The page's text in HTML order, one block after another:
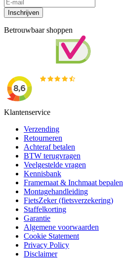
Inschrijven
Betrouwbaar shoppen
Klantenservice
Verzending
Retourneren
Achteraf betalen
BTW terugvragen
Veelgestelde vragen
Kennisbank
Framemaat & Inchmaat bepalen
Montagehandleiding
FietsZeker (fietsverzekering)
Staffelkorting
Garantie
Algemene voorwaarden
Cookie Statement
Privacy Policy
Disclaimer